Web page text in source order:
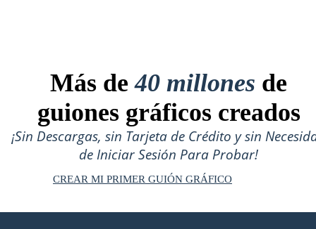
Más de40 millones de
guiones gráficos creados
¡Sin Descargas, sin Tarjeta de Crédito y sin
de Iniciar Sesión Para Probar!
CREAR MI PRIMER GUIÓN GRÁFICO